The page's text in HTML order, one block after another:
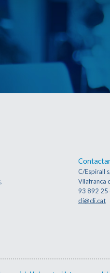
C/Espirall
Vilafranca
93 892 25
cli@cli.cat